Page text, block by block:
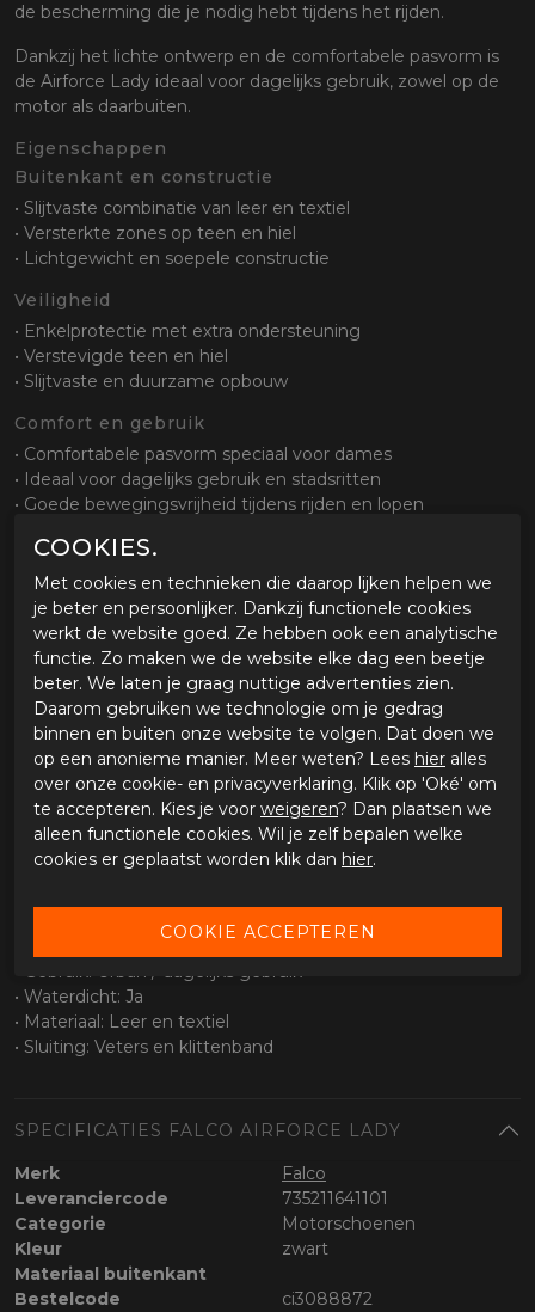
de bescherming die je nodig hebt tijdens het rijden.
Dankzij het lichte ontwerp en de comfortabele pasvorm is
de Airforce Lady ideaal voor dagelijks gebruik, zowel op de
motor als daarbuiten.
Eigenschappen
Buitenkant en constructie
• Slijtvaste combinatie van leer en textiel
• Versterkte zones op teen en hiel
• Lichtgewicht en soepele constructie
Veiligheid
• Enkelprotectie met extra ondersteuning
• Verstevigde teen en hiel
• Slijtvaste en duurzame opbouw
Comfort en gebruik
• Comfortabele pasvorm speciaal voor dames
• Ideaal voor dagelijks gebruik en stadsritten
• Goede bewegingsvrijheid tijdens rijden en lopen
Sluiting en pasvorm
• Vetersluiting gecombineerd met klittenband
• Goede aansluiting rond de voet
• Eenvoudig aan en uit te trekken
Zool en grip
• Slijtvaste zool met gripprofiel
• Goede grip op verschillende ondergronden
• Stabiel bij stilstand
Waterdichtheid
• Waterdicht membraan
• Geschikt voor wisselende weersomstandigheden
• Ademend voor extra comfort
• Gebruik: Urban / dagelijks gebruik
• Waterdicht: Ja
• Materiaal: Leer en textiel
• Sluiting: Veters en klittenband
SPECIFICATIES FALCO AIRFORCE LADY
Merk
Falco
Leveranciercode
735211641101
Categorie
Motorschoenen
Kleur
zwart
Materiaal buitenkant
Bestelcode
ci3088872
COOKIES.
Met cookies en technieken die daarop lijken helpen we
je beter en persoonlijker. Dankzij functionele cookies
werkt de website goed. Ze hebben ook een analytische
functie. Zo maken we de website elke dag een beetje
beter. We laten je graag nuttige advertenties zien.
Daarom gebruiken we technologie om je gedrag
binnen en buiten onze website te volgen. Dat doen we
op een anonieme manier. Meer weten? Lees hier alles
over onze cookie- en privacyverklaring. Klik op 'Oké' om
te accepteren. Kies je voor weigeren? Dan plaatsen we
alleen functionele cookies. Wil je zelf bepalen welke
cookies er geplaatst worden klik dan hier.